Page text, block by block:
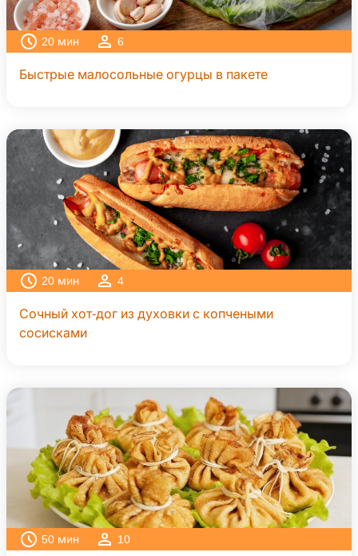
20 мин 6
Быстрые малосольные огурцы в пакете
20 мин 4
Сочный хот-дог из духовки с копчеными
сосисками
50 мин 10